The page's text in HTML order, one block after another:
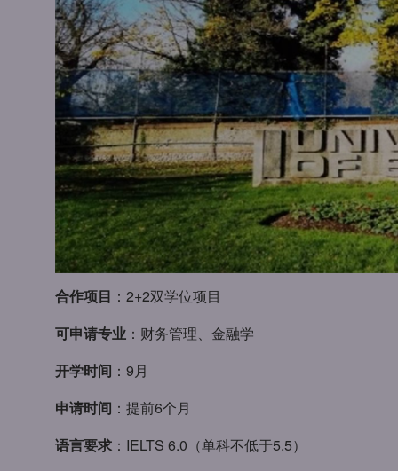
合作项目 ：2+2双学位项目
可申请专业 ：财务管理、金融学
开学时间 ：9月
申请时间 ：提前6个月
语言要求 ：IELTS 6.0（单科不低于5.5）